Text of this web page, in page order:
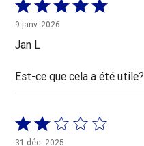
Coté
5 sur
5
9 janv. 2026
Jan L
Est-ce que cela a été utile?
Coté
2 sur
31 déc. 2025